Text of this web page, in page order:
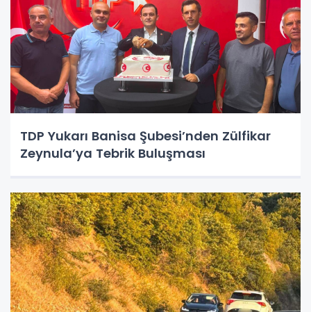
TDP Yukarı Banisa Şubesi’nden Zülfikar
Zeynula’ya Tebrik Buluşması